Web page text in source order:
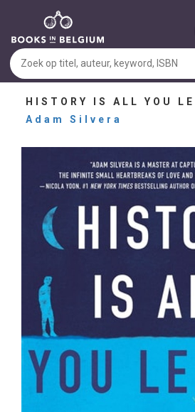
HISTORY IS ALL YOU
Adam Silvera